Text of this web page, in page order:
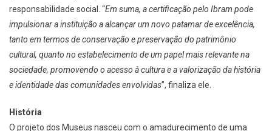
responsabilidade social. “Em suma, a certificação pelo Ibram pode
impulsionar a instituição a alcançar um novo patamar de excelência,
tanto em termos de conservação e preservação do patrimônio
cultural, quanto no estabelecimento de um papel mais relevante na
sociedade, promovendo o acesso à cultura e a valorização da história
e identidade das comunidades envolvidas”, finaliza ele.
História
O projeto dos Museus nasceu com o amadurecimento de uma